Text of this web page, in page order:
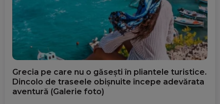
Grecia pe care nu o găsești în pliantele turistice.
Dincolo de traseele obișnuite începe adevărata
aventură (Galerie foto)